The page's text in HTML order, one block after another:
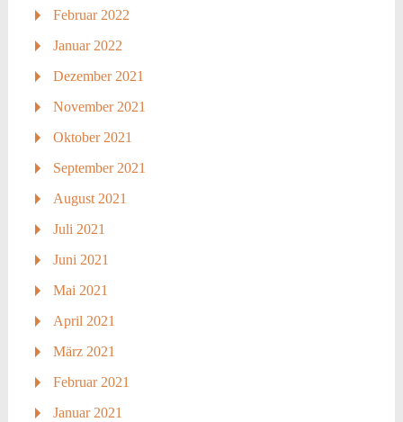
Februar 2022
Januar 2022
Dezember 2021
November 2021
Oktober 2021
September 2021
August 2021
Juli 2021
Juni 2021
Mai 2021
April 2021
März 2021
Februar 2021
Januar 2021